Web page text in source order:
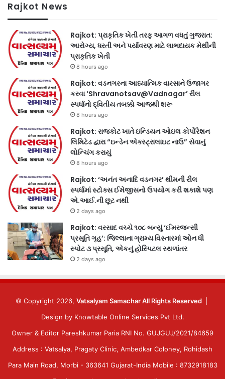
Rajkot News
Rajkot: પ્રાકૃતિક ખેતી તરફ આગળ વધતું ગુજરાત:
આરોગ્ય, ધરતી અને પર્યાવરણ માટે લાભદાયક મેથીની
પ્રાકૃતિક ખેતી
8 hours ago
Rajkot: વડનગરના આધ્યાત્મિક વારસાને ઉજાગર
કરવા ‘Shravanotsav@Vadnagar’ રીલ
સ્પર્ધાનો દ્વિતીય તબક્કો આજથી શરૂ
8 hours ago
Rajkot: રાજકોટ ખાતે ઇન્ડિયન ઓઇલ કોર્પોરેશન
લિમિટેડ દ્વારા “ઇન્ડેન એક્સ્ટ્રાલાઇટ નાઉ” સેવાનું
લોન્ચિંગ કરાયું
8 hours ago
Rajkot: ‘અનંત અનાદિ વડનગર’ થીમની રીલ
સ્પર્ધામાં સ્ટોક્સ ઈમેજીસનો ઉપયોગ કરી શકાશે પણ
એ.આઈ.ની છૂટ નથી
2 days ago
Rajkot: વરસાદ વચ્ચે ૧૦૮ બન્યું ‘ઈમરજન્સી
પ્રસૂતિ ગૃહ’: જિલ્લાના ગ્રામ્ય વિસ્તારમાં ઓન ધી
સ્પોટ ૩ પ્રસૂતિ, એકનું હોસ્પિટલ સ્થળાંતર
2 days ago
© Copyright 2026, Vatsalyam Samachar All Rights Reserved
Design by Knowtable Online Services Pvt Ltd.
Owner & Editor Pareshkumar Paria RNI No. GUJGUJ/2021/84659
Address : Vatsalya, Pragaty Clinic, Ambedkar Coloney, Rohidash
Para Main Road, Morbi - 363641 Gujarat-India Mobile : 8732918183